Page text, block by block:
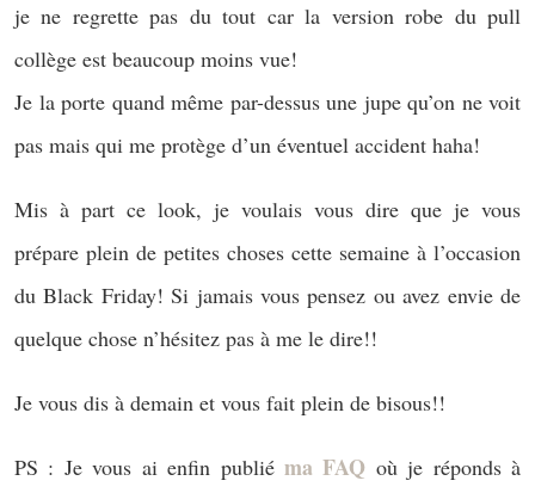
je ne regrette pas du tout car la version robe du pull
collège est beaucoup moins vue!
Je la porte quand même par-dessus une jupe qu’on ne voit
pas mais qui me protège d’un éventuel accident haha!
Mis à part ce look, je voulais vous dire que je vous
prépare plein de petites choses cette semaine à l’occasion
du Black Friday! Si jamais vous pensez ou avez envie de
quelque chose n’hésitez pas à me le dire!!
Je vous dis à demain et vous fait plein de bisous!!
PS : Je vous ai enfin publié ma FAQ où je réponds à